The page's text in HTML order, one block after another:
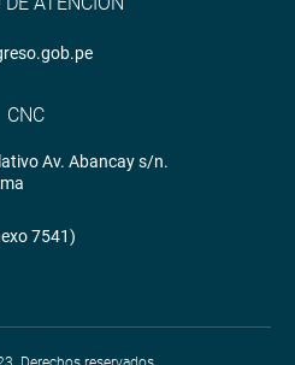
CNC
Av. Abancay s/n.
7541)